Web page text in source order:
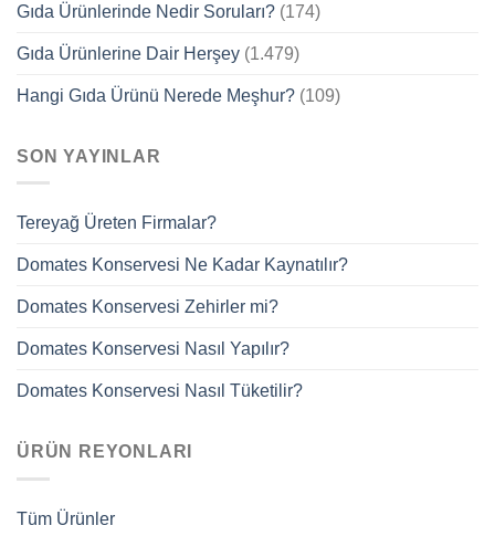
Gıda Ürünlerinde Nedir Soruları? (174)
Gıda Ürünlerine Dair Herşey (1.479)
Hangi Gıda Ürünü Nerede Meşhur? (109)
SON YAYINLAR
Tereyağ Üreten Firmalar?
Domates Konservesi Ne Kadar Kaynatılır?
Domates Konservesi Zehirler mi?
Domates Konservesi Nasıl Yapılır?
Domates Konservesi Nasıl Tüketilir?
ÜRÜN REYONLARI
Tüm Ürünler